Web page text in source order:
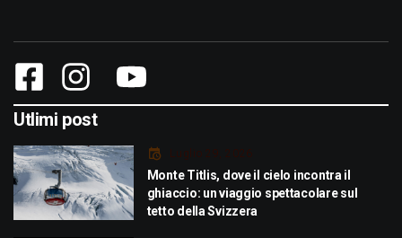
Utlimi post
Luglio 29, 2026
Monte Titlis, dove il cielo incontra il
ghiaccio: un viaggio spettacolare sul
tetto della Svizzera